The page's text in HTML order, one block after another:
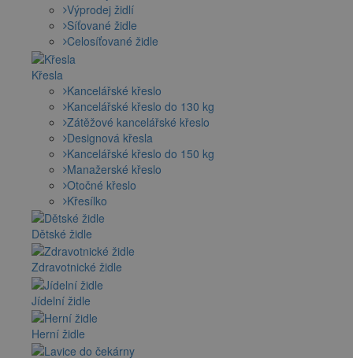
Výprodej židlí
Síťované židle
Celosíťované židle
Křesla
Kancelářské křeslo
Kancelářské křeslo do 130 kg
Zátěžové kancelářské křeslo
Designová křesla
Kancelářské křeslo do 150 kg
Manažerské křeslo
Otočné křeslo
Křesílko
Dětské židle
Zdravotnické židle
Jídelní židle
Herní židle